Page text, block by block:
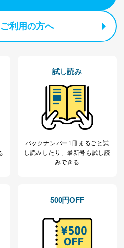
個人情報の利用目的は次のとお
商品代金回収のため
ｅメール等による商品、サービ
ス、キャンペーン等の広告の案内
個人が特定できない形で取得した
閲覧履歴や購買履歴等の情報を分
析して、趣味・嗜好に
広告のため
問い合わせ対応、トラブル対
処、オペレーター教育など応対品
ｅメール等によるカスタマーQ＆A
ｅメール等による商品、サービ
ス、キャンペーン等の広告に関す
利用の方へ
試し読み
バックナンバー1冊まるごと試
し読み したり、最新号も試し読
みできる
500円OFF